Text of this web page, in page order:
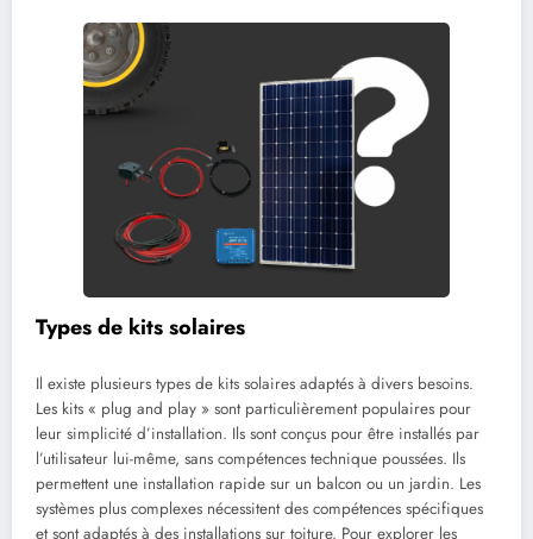
Types de kits solaires
Il existe plusieurs types de kits solaires adaptés à divers besoins.
Les kits « plug and play » sont particulièrement populaires pour
leur simplicité d’installation. Ils sont conçus pour être installés par
l’utilisateur lui-même, sans compétences technique poussées. Ils
permettent une installation rapide sur un balcon ou un jardin. Les
systèmes plus complexes nécessitent des compétences spécifiques
et sont adaptés à des installations sur toiture. Pour explorer les